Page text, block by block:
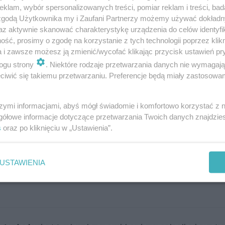
Ale uwaga – sama zmiana koloru drewna nie
znak, że jest ono dotknięte sinizną. Wtedy jednak
więźby.
siecią kanalików, która osłabia wytrzymałość.
mączki drzewnej. Takie drewno jest znacznie
się rozprzestrzenia siecią kanalików.
sznurami grzybni lub owocnikami grzybów.
głuchy dźwięk przy uderzaniu młotkiem w
wybór spersonalizowanych treści, pomiar reklam i treści,
Użytkownika my i Zaufani Partnerzy możemy używać
aktywnie skanować charakterystykę urządzenia do celów
prosimy o zgodę na korzystanie z tych technologii poprzez
i zawsze możesz ją zmienić/wycofać klikając przycisk ustawień
strony
. Niektóre rodzaje przetwarzania danych nie
się takiemu przetwarzaniu. Preferencje będą miały
informacjami, abyś mógł świadomie i komfortowo korzystać z
informacje dotyczące przetwarzania Twoich danych
oraz po kliknięciu w „Ustawienia”.
USTAWIENIA